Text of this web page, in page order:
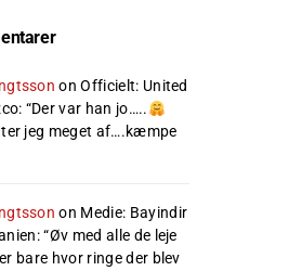
onOfficielt: United
: “Der var han jo…..
jeg meget af….kæmpe
on Medie: Bayindir
: “Øv med alle de leje
bare hvor ringe der blev